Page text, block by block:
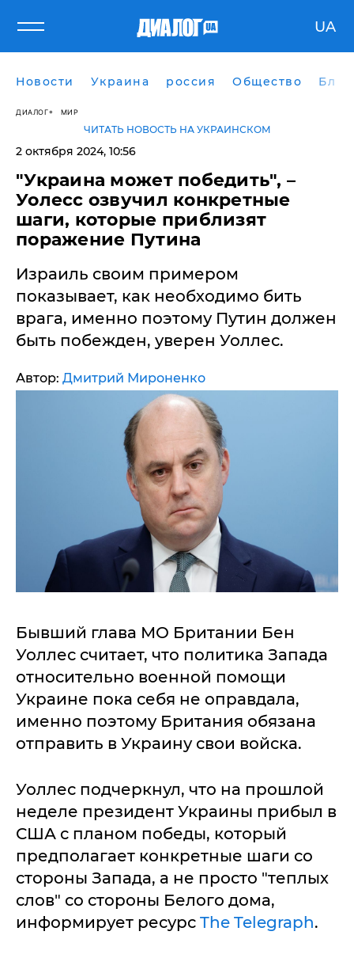
UA
Новости Украина россия Общество
ДИАЛОГ МИР
ЧИТАТЬ НОВОСТЬ НА УКРАИНСКОМ
2 октября 2024, 10:56
​"Украина может победить", –
Уолесс озвучил конкретные
шаги, которые приблизят
поражение Путина
Израиль своим примером
показывает, как необходимо бить
врага, именно поэтому Путин должен
быть побежден, уверен Уоллес.
Автор: Дмитрий Мироненко
Бывший глава МО Британии Бен
Уоллес считает, что политика Запада
относительно военной помощи
Украине пока себя не оправдала,
именно поэтому Британия обязана
отправить в Украину свои войска.
Уоллес подчеркнул, что на прошлой
неделе президент Украины прибыл в
США с планом победы, который
предполагает конкретные шаги со
стороны Запада, а не просто "теплых
слов" со стороны Белого дома,
информирует ресурс The Telegraph.